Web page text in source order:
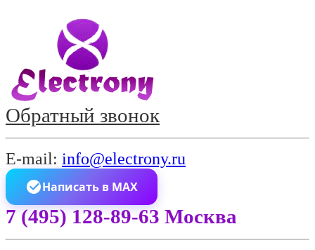
Обратный звонок
E-mail: info@electrony.ru
Написать в MAX
7 (495) 128-89-63 Москва